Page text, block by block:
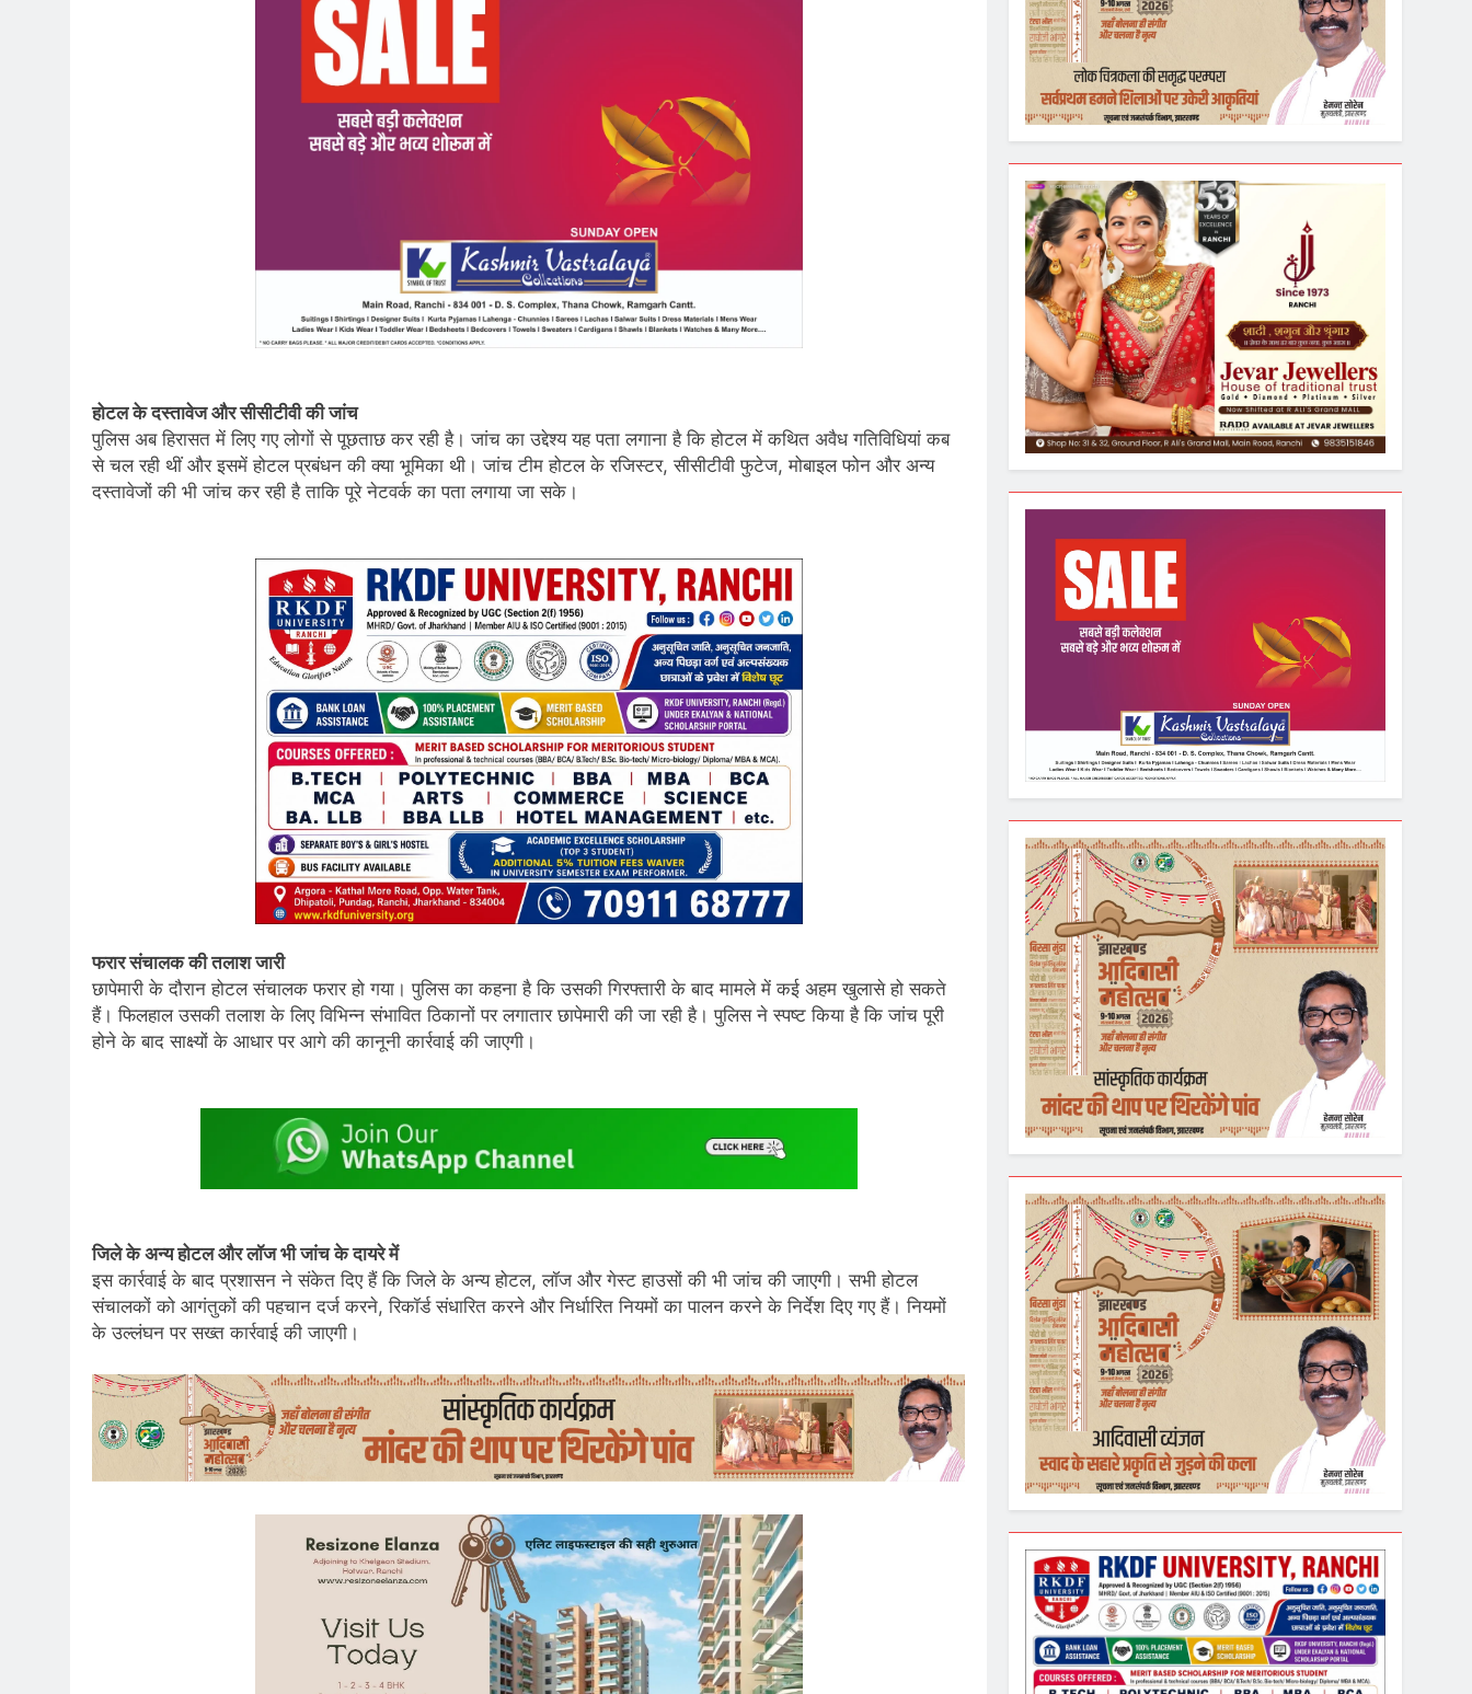
होटल के दस्तावेज और सीसीटीवी की जांच
पुलिस अब हिरासत में लिए गए लोगों से पूछताछ कर रही है। जांच का उद्देश्य यह पता लगाना है कि होटल में कथित अवैध गतिविधियां कब
से चल रही थीं और इसमें होटल प्रबंधन की क्या भूमिका थी। जांच टीम होटल के रजिस्टर, सीसीटीवी फुटेज, मोबाइल फोन और अन्य
दस्तावेजों की भी जांच कर रही है ताकि पूरे नेटवर्क का पता लगाया जा सके।
फरार संचालक की तलाश जारी
छापेमारी के दौरान होटल संचालक फरार हो गया। पुलिस का कहना है कि उसकी गिरफ्तारी के बाद मामले में कई अहम खुलासे हो सकते
हैं। फिलहाल उसकी तलाश के लिए विभिन्न संभावित ठिकानों पर लगातार छापेमारी की जा रही है। पुलिस ने स्पष्ट किया है कि जांच पूरी
होने के बाद साक्ष्यों के आधार पर आगे की कानूनी कार्रवाई की जाएगी।
जिले के अन्य होटल और लॉज भी जांच के दायरे में
इस कार्रवाई के बाद प्रशासन ने संकेत दिए हैं कि जिले के अन्य होटल, लॉज और गेस्ट हाउसों की भी जांच की जाएगी। सभी होटल
संचालकों को आगंतुकों की पहचान दर्ज करने, रिकॉर्ड संधारित करने और निर्धारित नियमों का पालन करने के निर्देश दिए गए हैं। नियमों
के उल्लंघन पर सख्त कार्रवाई की जाएगी।